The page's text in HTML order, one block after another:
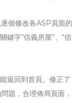
個修改各ASP頁面的
鍵字“信義房屋”、“信
返回到首頁。修正了
題，合理佈局頁面，